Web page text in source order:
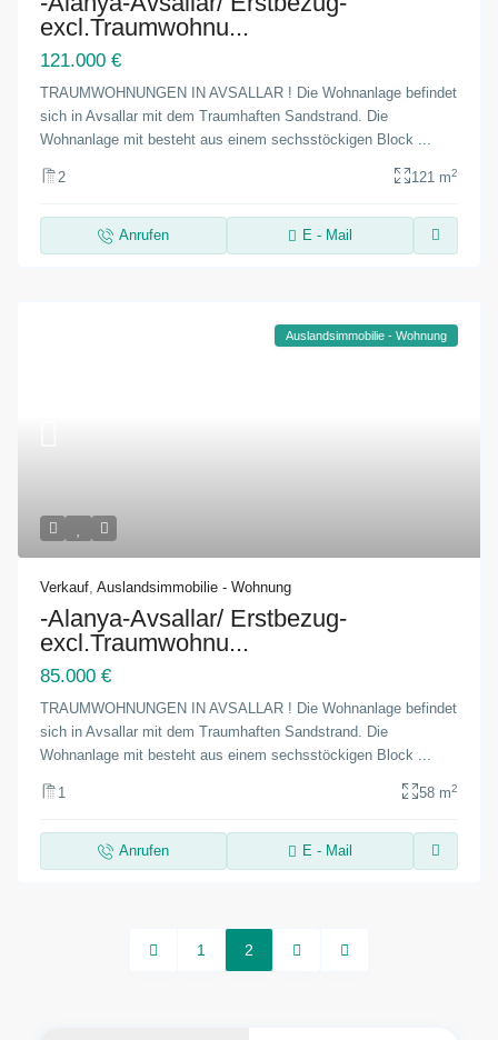
excl.Traumwohnu...
121.000 €
TRAUMWOHNUNGEN IN AVSALLAR ! Die Wohnanlage befindet
sich in Avsallar mit dem Traumhaften Sandstrand. Die
Wohnanlage mit besteht aus einem sechsstöckigen Block ...
2 121 m2
Anrufen E - Mail
Auslandsimmobilie - Wohnung
Verkauf,Auslandsimmobilie - Wohnung
-Alanya-Avsallar/ Erstbezug-
excl.Traumwohnu...
85.000 €
TRAUMWOHNUNGEN IN AVSALLAR ! Die Wohnanlage befindet
sich in Avsallar mit dem Traumhaften Sandstrand. Die
Wohnanlage mit besteht aus einem sechsstöckigen Block ...
1 58 m2
Anrufen E - Mail
1 2